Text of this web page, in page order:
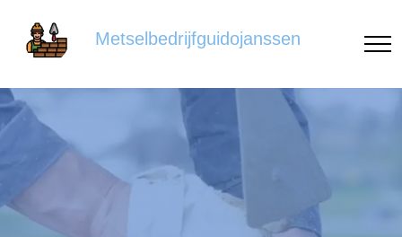
Metselbedrijfguidojanssen